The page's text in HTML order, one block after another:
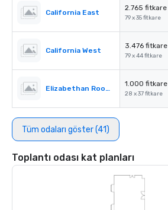
California East
2.765 fitkare
79 x 35 fitkare
California West
3.476 fitkare
79 x 44 fitkare
Elizabethan Room A
1.000 fitkare
28 x 37 fitkare
Tüm odaları göster (41)
Toplantı odası kat planları